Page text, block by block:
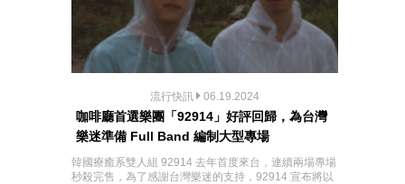
流行快訊 06.19.2024
咖啡廳首選樂團「92914」好評回歸，為台灣
樂迷準備 Full Band 編制大型專場
韓國療癒系雙人組 92914 去年首度來台，連續兩場專場
秒殺完售，為了感謝台灣樂迷的支持，92914 宣布將以